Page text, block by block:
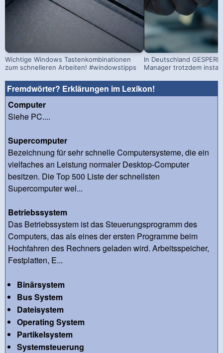
Wichtige Windows Tastenkombinationen
zum schnelleren Arbeiten! #windowstipps
In Deutschland
Manager trotzdem
Fremdwörter? Erklärungen im Lexikon!
Computer
Siehe PC....
Supercomputer
Bezeichnung für sehr schnelle Computersysteme, die ein
vielfaches an Leistung normaler Desktop-Computer
besitzen. Die Top 500 Liste der schnellsten
Supercomputer wel...
Betriebssystem
Das Betriebssystem ist das Steuerungsprogramm des
Computers, das als eines der ersten Programme beim
Hochfahren des Rechners geladen wird. Arbeitsspeicher,
Festplatten, E...
Binärsystem
Bus System
Dateisystem
Operating System
Partikelsystem
Systemsteuerung